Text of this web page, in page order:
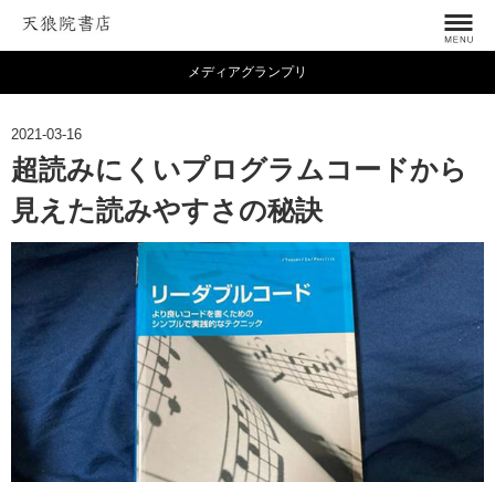
メディアグランプリ
2021-03-16
超読みにくいプログラムコードから
見えた読みやすさの秘訣